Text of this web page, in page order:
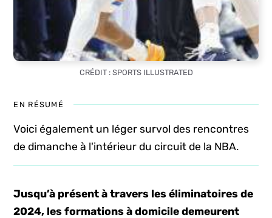
CRÉDIT : SPORTS ILLUSTRATED
EN RÉSUMÉ
Voici également un léger survol des rencontres
de dimanche à l'intérieur du circuit de la NBA.
Jusqu’à présent à travers les éliminatoires de
2024, les formations à domicile demeurent